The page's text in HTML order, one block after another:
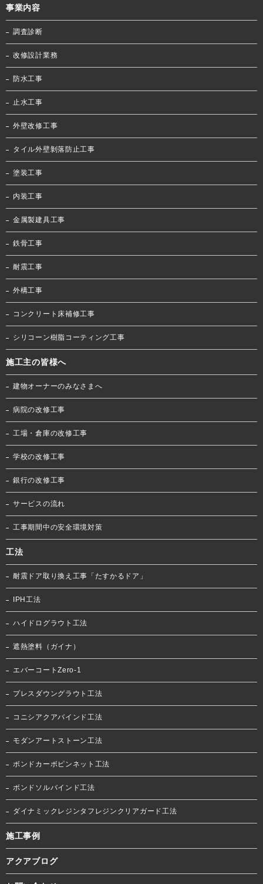
事業内容
調査診断
改修設計業務
防水工事
止水工事
外壁改修工事
タイル外壁剝落防止工事
塗装工事
内装工事
金属製建具工事
鉄骨工事
耐震工事
外構工事
コンクリート床補修工事
シリコーン樹脂コーティング工事
施工主の皆様へ
建物オーナーのみなさまへ
病院の改修工事
工場・倉庫の改修工事
学校の改修工事
銀行の改修工事
サービスの流れ
工事期間中の安全環境対策
工法
耐震ドア取り換え工事「たすかるドア」
IPH工法
ハイドログラウト工法
遮熱塗料（ガイナ）
エバーコートZero-1
プレスダウングラウト工法
コニシアクアバインド工法
モダンアートストーン工法
ボンドカーボピンネット工法
ボンドソルバインド工法
ダイナミックレジンタフレジンクリアガード工法
施工事例
アクアブログ